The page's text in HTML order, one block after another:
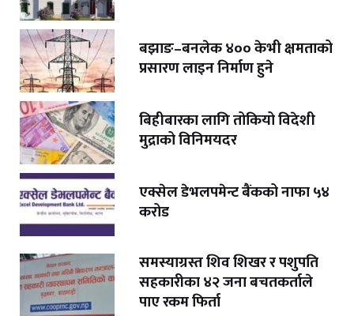
बझाङ–बनलेक ४०० केभी क्षमताको
प्रसारण लाइन निर्माण हुने
बिहीबारका लागि तोकियो विदेशी
मुद्राको विनिमयदर
एक्सेल डेभलपमेन्ट बैंकको नाफा ५४
करोड
समस्याग्रस्त शिव शिखर र पशुपति
सहकारीका ४२ जना बचतकर्ताले
पाए रकम फिर्ता